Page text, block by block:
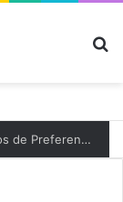
Ya se conoce la composición de los Grupos de Preferente y el calendario